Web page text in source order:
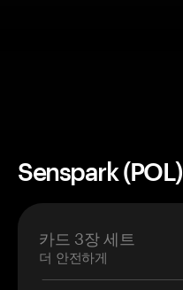
Senspark
카드 3장 세트
더 안전하게